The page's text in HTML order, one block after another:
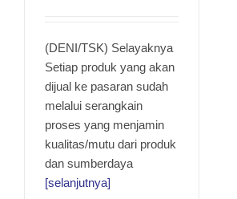
(DENI/TSK) Selayaknya
Setiap produk yang akan
dijual ke pasaran sudah
melalui serangkain
proses yang menjamin
kualitas/mutu dari produk
dan sumberdaya
[selanjutnya]